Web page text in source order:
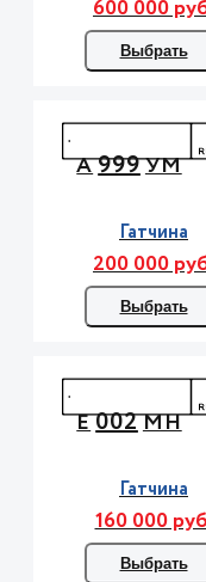
600 000
Выбрать
А999УМ
Гатчина
200 000
Выбрать
Е002МН
Гатчина
160 000
Выбрать